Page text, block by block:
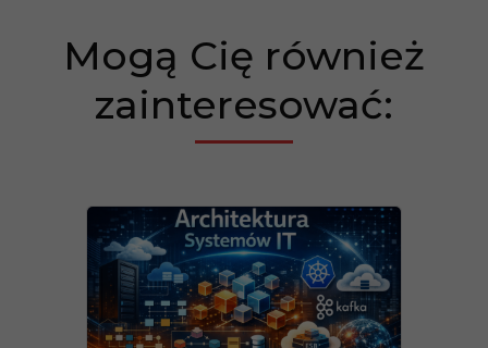
Mogą Cię również
zainteresować: